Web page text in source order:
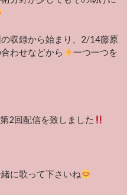
収録から始まり、2/14藤原
わせなどから
一つ一つを
2回配信を致しました
に歌って下さいね